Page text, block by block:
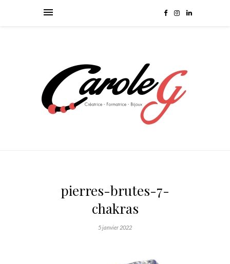
pierres-brutes-7-
chakras
5 janvier 2022